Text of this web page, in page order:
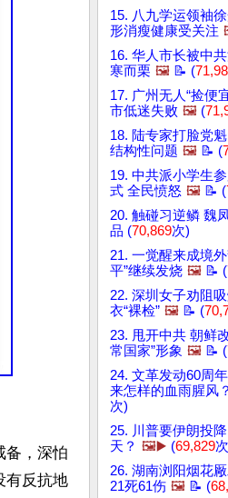
备，深怕
有反抗地
15. 八九学运领袖
形消瘦健康受关注
16. 华人市长被中
寒而栗 🖼️ 📝 (
17. 广州无人“捡便
市低迷失败 🖼️ (
18. 陆专家打脸党
结构性问题 🖼️ 📝 (
19. 中共派小学生
式 全民愤怒 🖼️ 📝 (
20. 触碰习逆鳞 魏
品 (70,869次)
21. 一觉醒来成境
平”继续发烧 🖼️ 📝 (
22. 深圳女子劝阻
衣“裸检” 🖼️ 📝 (
23. 甩开中共 朝鲜
常国家”形象 🖼️ 📝 (
24. 文革发动60周
来怎样的血雨腥风
次)
25. 川普要伊朗投
天？ 🖼️▶️ (69,829
26. 湖南浏阳烟花
21死61伤 🖼️ 📝 (